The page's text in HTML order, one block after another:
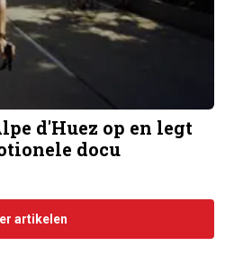
d'Huez op en legt
docu
artikelen